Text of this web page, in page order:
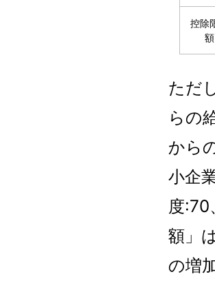
控除
額
ただ
らの
から
小企
度:70
額」
の増